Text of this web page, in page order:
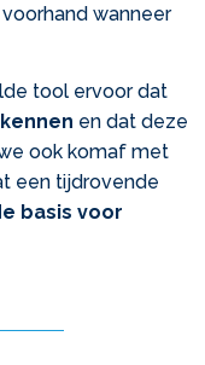
wanneer
tool ervoor dat
en dat deze
ook komaf met
een tijdrovende
basis voor